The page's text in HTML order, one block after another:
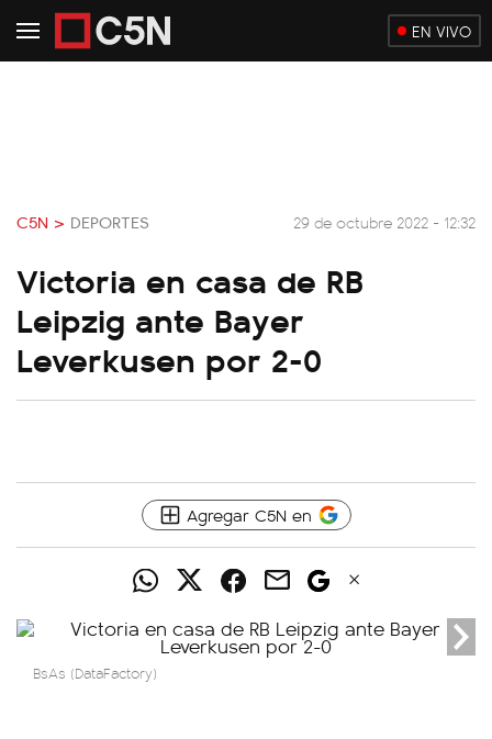
EN VIVO
C5N > DEPORTES 29 de octubre 2022 - 12:32
Victoria en casa de RB
Leipzig ante Bayer
Leverkusen por 2-0
Agregar C5N en
BsAs (DataFactory)